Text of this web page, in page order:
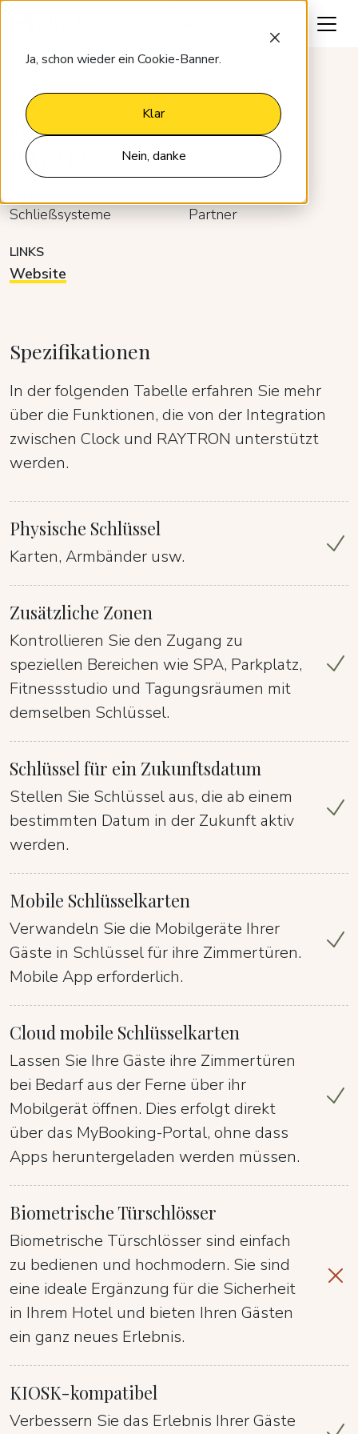
Ja, schon wieder ein Cookie-Banner.
Klar
Nein, danke
ITDK
RAYTRON
Schließsysteme Partner
LINKS
Website
Spezifikationen
In der folgenden Tabelle erfahren Sie mehr
über die Funktionen, die von der Integration
zwischen Clock und RAYTRON unterstützt
werden.
Physische Schlüssel
Karten, Armbänder usw.
Zusätzliche Zonen
Kontrollieren Sie den Zugang zu
speziellen Bereichen wie SPA, Parkplatz,
Fitnessstudio und Tagungsräumen mit
demselben Schlüssel.
Schlüssel für ein Zukunftsdatum
Stellen Sie Schlüssel aus, die ab einem
bestimmten Datum in der Zukunft aktiv
werden.
Mobile Schlüsselkarten
Verwandeln Sie die Mobilgeräte Ihrer
Gäste in Schlüssel für ihre Zimmertüren.
Mobile App erforderlich.
Cloud mobile Schlüsselkarten
Lassen Sie Ihre Gäste ihre Zimmertüren
bei Bedarf aus der Ferne über ihr
Mobilgerät öffnen. Dies erfolgt direkt
über das MyBooking-Portal, ohne dass
Apps heruntergeladen werden müssen.
Biometrische Türschlösser
Biometrische Türschlösser sind einfach
zu bedienen und hochmodern. Sie sind
eine ideale Ergänzung für die Sicherheit
in Ihrem Hotel und bieten Ihren Gästen
ein ganz neues Erlebnis.
KIOSK-kompatibel
Verbessern Sie das Erlebnis Ihrer Gäste